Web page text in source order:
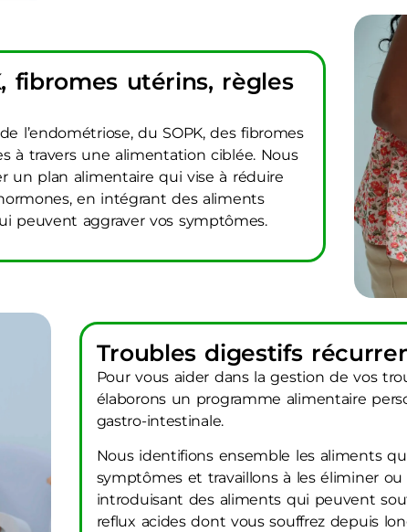
fibromes utérins, règles
l’endométriose, du SOPK, des fibromes
à travers une alimentation ciblée. Nous
un plan alimentaire qui vise à réduire
en intégrant des aliments
peuvent aggraver vos symptômes.
Troubles digestifs
Pour vous aider dans la gestion de vos
élaborons un programme alimentaire
gastro-intestinale.
Nous identifions ensemble les aliments
symptômes et travaillons à les éliminer
introduisant des aliments qui peuvent
reflux acides dont vous souffrez depuis